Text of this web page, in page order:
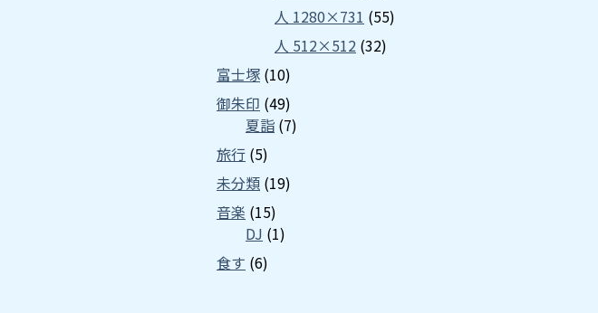
人 1280×731 (55)
人 512×512 (32)
富士塚 (10)
御朱印 (49)
夏詣 (7)
旅行 (5)
未分類 (19)
音楽 (15)
DJ (1)
食す (6)